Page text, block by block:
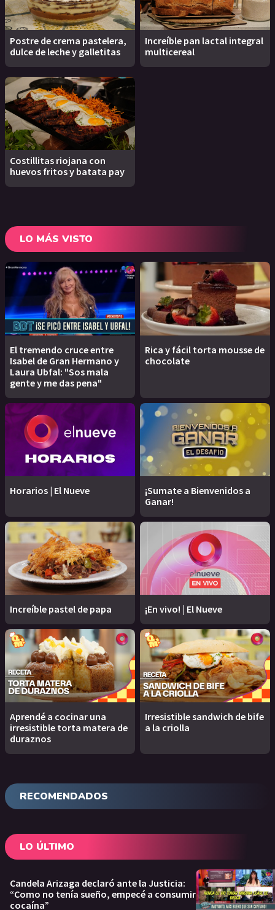
Postre de crema pastelera,
dulce de leche y galletitas
Increíble pan lactal integral
multicereal
Costillitas riojana con
huevos fritos y batata pay
LO MÁS VISTO
El tremendo cruce entre
Isabel de Gran Hermano y
Laura Ubfal: "Sos mala
gente y me das pena"
Rica y fácil torta mousse de
chocolate
Horarios | El Nueve
¡Sumate a Bienvenidos a
Ganar!
Increíble pastel de papa ¡En vivo! | El Nueve
Aprendé a cocinar una
irresistible torta matera de
duraznos
Irresistible sandwich de bife
a la criolla
RECOMENDADOS
LO ÚLTIMO
Candela Arizaga declaró ante la Justicia:
“Como no tenía sueño, empecé a consumir
cocaína”